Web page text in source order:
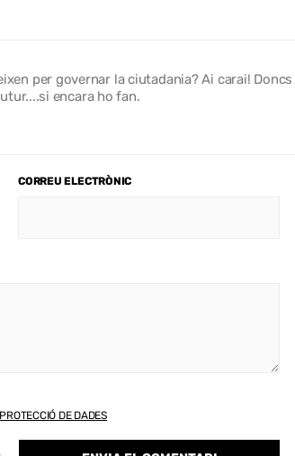
per governar la ciutadania? Ai carai! Doncs
encara ho fan.
CORREU ELECTRÒNIC
DE DADES